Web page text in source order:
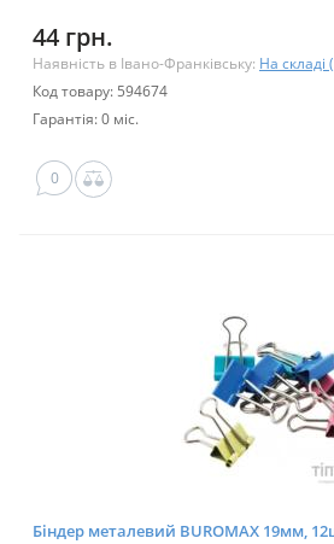
44 грн.
Наявність в Івано-Франківську: На складі
Код товару: 594674
Гарантія: 0 міс.
0
Біндер металевий BUROMAX 19мм,